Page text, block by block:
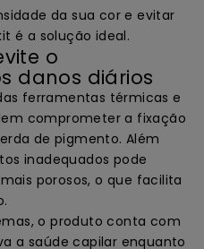
da sua cor e evitar
é a solução ideal.
o
danos diários
ferramentas térmicas e
comprometer a fixação
de pigmento. Além
inadequados pode
porosos, o que facilita
o produto conta com
a saúde capilar enquanto